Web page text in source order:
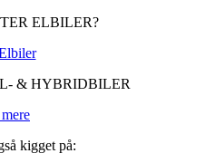
ELBILER?
& HYBRIDBILER
kigget på: